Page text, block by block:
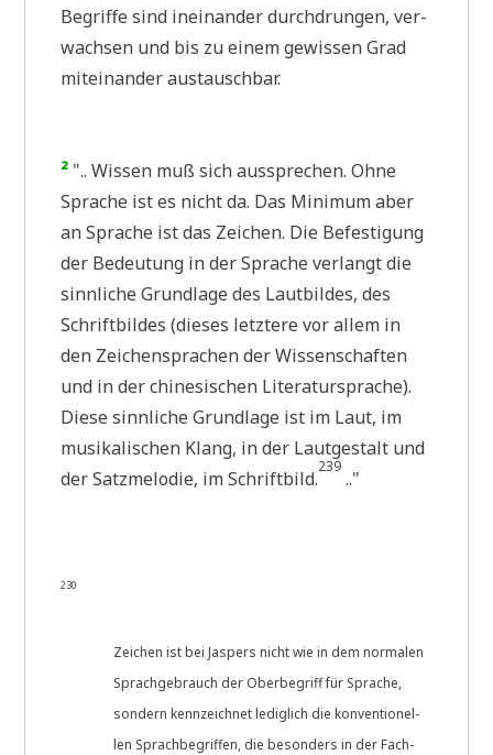
Begrif­fe sind inein­an­der durch­drun­gen, ver­
wach­sen und bis zu einem gewis­sen Grad
mit­ein­an­der austauschbar.
² ".. Wis­sen muß sich aus­spre­chen. Ohne
Spra­che ist es nicht da. Das Mini­mum aber
an Spra­che ist das Zei­chen. Die Befe­sti­gung
der Bedeu­tung in der Spra­che ver­langt die
sinn­li­che Grund­la­ge des Laut­bil­des, des
Schrift­bil­des (die­ses letz­te­re vor allem in
den Zei­chen­spra­chen der Wis­sen­schaf­ten
und in der chi­ne­si­schen Lite­ra­tur­spra­che).
Die­se sinn­li­che Grund­la­ge ist im Laut, im
musi­ka­li­schen Klang, in der Laut­ge­stalt und
der Satz­me­lo­die, im Schrift­bild.
239
.."
230
Zei­chen ist bei Jas­pers nicht wie in dem nor­ma­len
Sprach­ge­brauch der Ober­be­griff für Spra­che,
son­dern kenn­zeich­net ledig­lich die kon­ven­tio­nel­
len Sprach­be­grif­fen, die beson­ders in der Fach­